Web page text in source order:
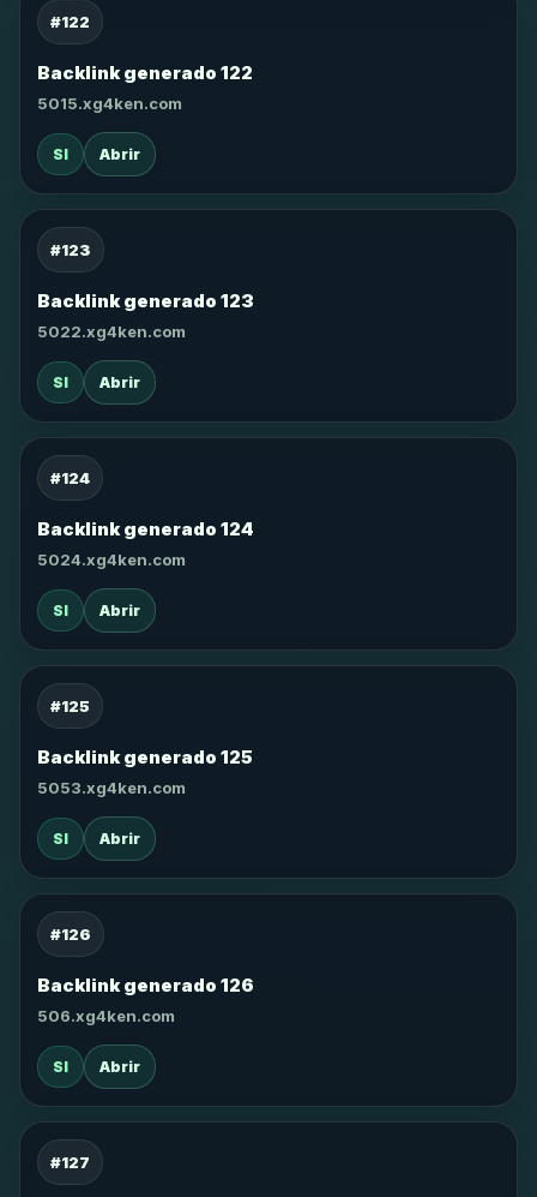
#122
Backlink generado 122
5015.xg4ken.com
SI Abrir
#123
Backlink generado 123
5022.xg4ken.com
SI Abrir
#124
Backlink generado 124
5024.xg4ken.com
SI Abrir
#125
Backlink generado 125
5053.xg4ken.com
SI Abrir
#126
Backlink generado 126
506.xg4ken.com
SI Abrir
#127